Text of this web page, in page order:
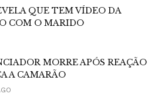
QUE TEM VÍDEO DA
COM O MARIDO
MORRE APÓS REAÇÃO
A CAMARÃO